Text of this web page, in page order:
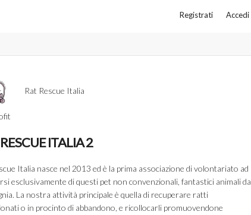
Registrati Accedi
Rat Rescue Italia
ITALIA 2
Italia nasce nel 2013 ed è la prima associazione di volontariato ad
esclusivamente di questi pet non convenzionali, fantastici animali da
La nostra attività principale è quella di recuperare ratti
o in procinto di abbandono, e ricollocarli promuovendone